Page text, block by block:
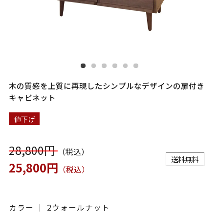
木の質感を上質に再現したシンプルなデザインの扉付き
キャビネット
値下げ
28,800円（税込）
25,800円 （税込）
送料無料
カラー ｜ 2ウォールナット